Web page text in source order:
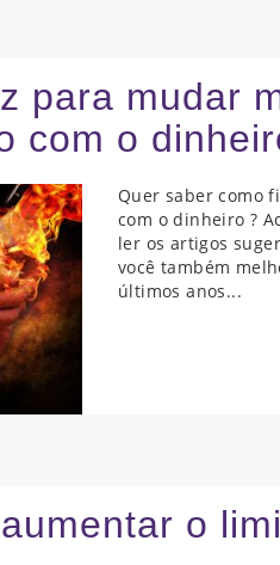
para mudar
com o
Quer saber como
com o dinheiro ?
ler os artigos
você também
últimos anos...
o